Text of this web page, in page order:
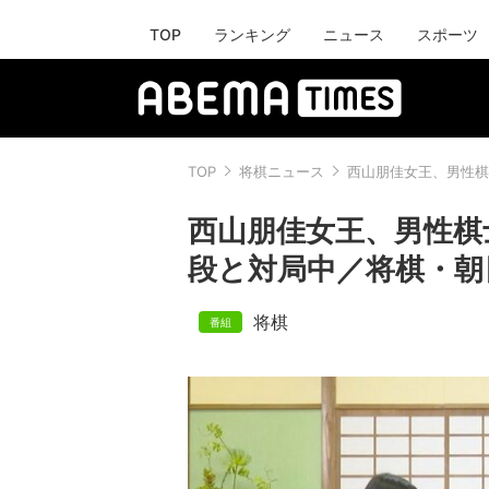
TOP ランキング ニュース スポーツ
TOP 将棋ニュース 西山朋佳女王、男性
西山朋佳女王、男性
段と対局中／将棋・
将棋